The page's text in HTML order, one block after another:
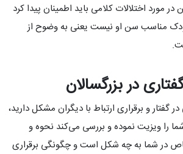
در مورد اختلالات کلامی باید اطمینان پیدا کرد
مناسب سن او نیست یعنی به وضوح از
در بزرگسالان
گفتار و برقراری ارتباط با دیگران مشکل دارید،
را ویزیت نموده و بررسی می‌کند نحوه و
در شما به چه شکل است و چگونگی برقراری